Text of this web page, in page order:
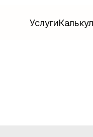
Услуги